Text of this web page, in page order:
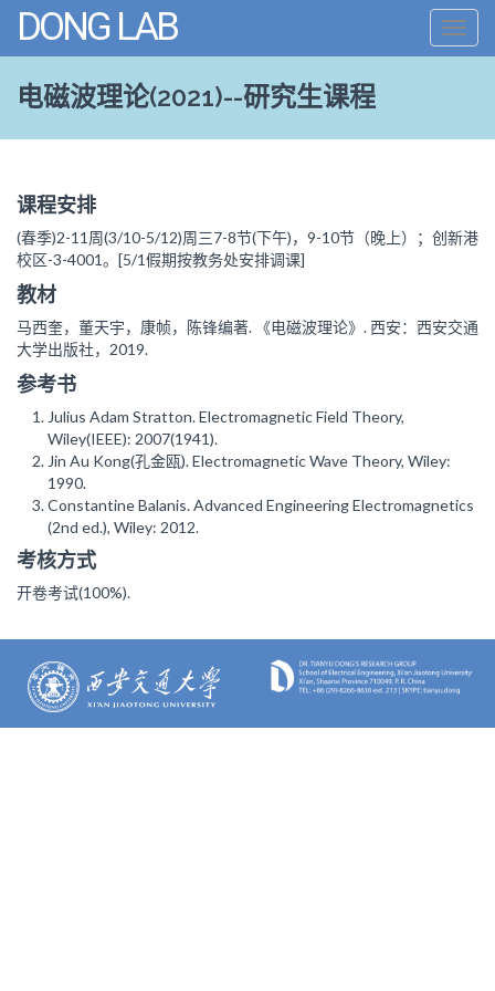
DONG LAB
电磁波理论(2021)--研究生课程
课程安排
(春季)2-11周(3/10-5/12)周三7-8节(下午)，9-10节（晚上）；创新港
校区-3-4001。[5/1假期按教务处安排调课]
教材
马西奎，董天宇，康帧，陈锋编著. 《电磁波理论》. 西安：西安交通
大学出版社，2019.
参考书
Julius Adam Stratton. Electromagnetic Field Theory,
Wiley(IEEE): 2007(1941).
Jin Au Kong(孔金瓯). Electromagnetic Wave Theory, Wiley:
1990.
Constantine Balanis. Advanced Engineering Electromagnetics
(2nd ed.), Wiley: 2012.
考核方式
开卷考试(100%).